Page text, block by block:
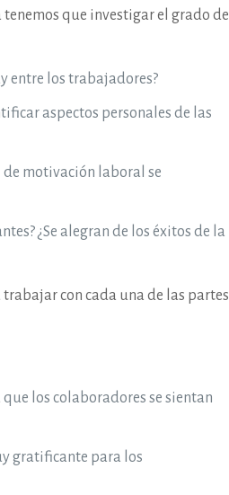
que investigar el grado de
entre los trabajadores?
aspectos personales de las
de motivación laboral se
¿Se alegran de los éxitos de la
con cada una de las partes
los colaboradores se sientan
gratificante para los